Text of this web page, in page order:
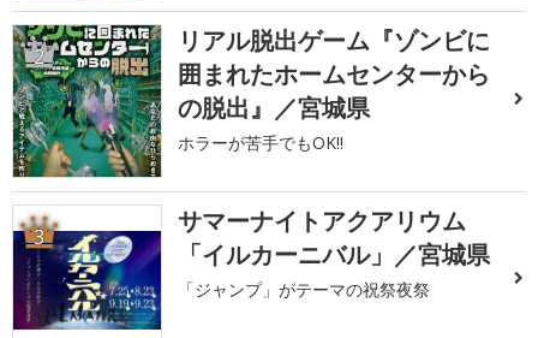
2
リアル脱出ゲーム『ゾンビに
囲まれたホームセンターから
の脱出』／宮城県
ホラーが苦手でもOK!!
3
サマーナイトアクアリウム
「イルカーニバル」／宮城県
「ジャンプ」がテーマの祝祭夜祭